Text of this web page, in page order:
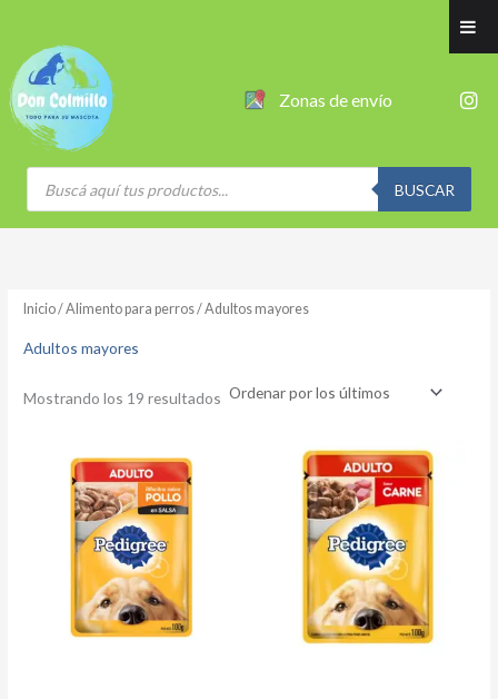
contenido
Zonas de envío
I
n
a
r
a
Búsqueda
productos
BUSCAR
Inicio/Alimento para perros/ Adultos mayores
Adultos mayores
Mostrando los 19 resultados